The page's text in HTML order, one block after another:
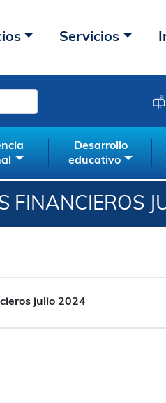
Servicios
Desarrollo
educativo
FINANCIEROS
julio 2024